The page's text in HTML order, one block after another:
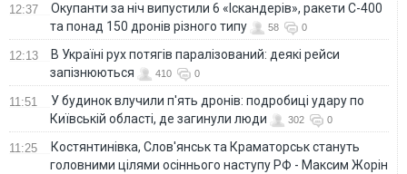
12:37
Окупанти за ніч випустили 6 «Іскандерів», ракети С-400
та понад 150 дронів різного типу
58 0
12:13
В Україні рух потягів паралізований: деякі рейси
запізнюються
410 0
11:51
У будинок влучили п'ять дронів: подробиці удару по
Київській області, де загинули люди
302 0
11:25
Костянтинівка, Слов'янськ та Краматорськ стануть
головними цілями осіннього наступу РФ - Максим Жорін